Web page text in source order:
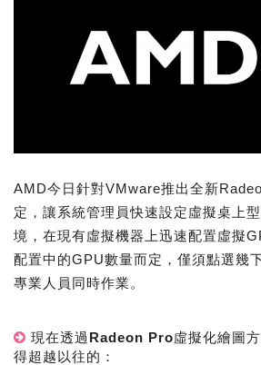
AMD今日針對VMware推出全新
定，讓系統管理員快速設定虛擬桌上
境，在現有虛擬機器上迅速配置虛擬
配置中的GPU數量而定，僅須點選幾
專業人員同時作業。
現在透過Radeon Pro虛擬化繪圖
得超越以往的：